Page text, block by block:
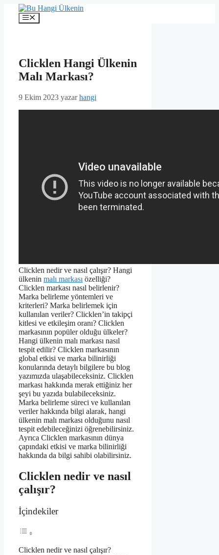
İçeriğe
Menü
Clicklen Hangi Ülkenin
Malı Markası?
9 Ekim 2023 yazarhangi
Clicklen nedir ve nasıl çalışır? Hangi
ülkenin malı markası özelliği?
Clicklen markası nasıl belirlenir?
Marka belirleme yöntemleri ve
kriterleri? Marka belirlemek için
kullanılan veriler? Clicklen’in takipçi
kitlesi ve etkileşim oranı? Clicklen
markasının popüler olduğu ülkeler?
Hangi ülkenin malı markası nasıl
tespit edilir? Clicklen markasının
global etkisi ve marka bilinirliği
konularında detaylı bilgilere bu blog
yazımızda ulaşabileceksiniz. Clicklen
markası hakkında merak ettiğiniz her
şeyi bu yazıda bulabileceksiniz.
Marka belirleme süreci ve kullanılan
veriler hakkında bilgi alarak, hangi
ülkenin malı markası olduğunu nasıl
tespit edebileceğinizi öğrenebilirsiniz.
Ayrıca Clicklen markasının dünya
çapındaki etkisi ve marka bilinirliği
hakkında da bilgi sahibi olabilirsiniz.
Clicklen nedir ve nasıl
çalışır?
İçindekiler
Clicklen nedir ve nasıl çalışır?